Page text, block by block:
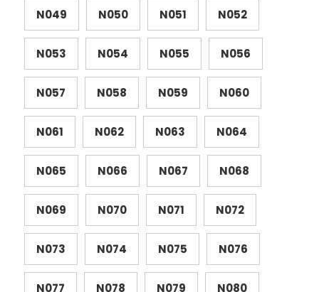
N049 N050 N051 N052
N053 N054 N055 N056
N057 N058 N059 N060
N061 N062 N063 N064
N065 N066 N067 N068
N069 N070 N071 N072
N073 N074 N075 N076
N077 N078 N079 N080